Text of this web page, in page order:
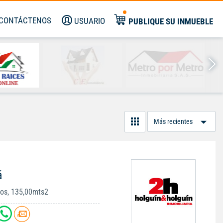
USUARIO PUBLIQUE SU INMUEBLE
135,00mts2